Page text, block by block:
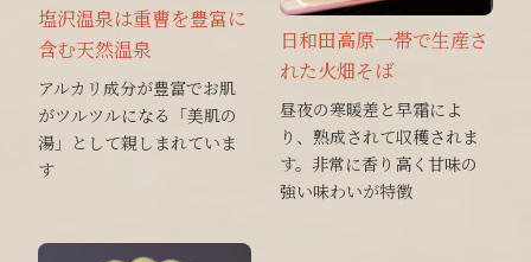
塩沢温泉は重曹を豊富に
含む天然温泉
アルカリ成分が豊富でお肌
がツルツルになる「美肌の
湯」として親しまれていま
す
日和田高原一帯で生産さ
れた火畑そば
昼夜の寒暖差と早霜によ
り、熟成されて収穫されま
す。非常に香り高く甘味の
強い味わいが特徴